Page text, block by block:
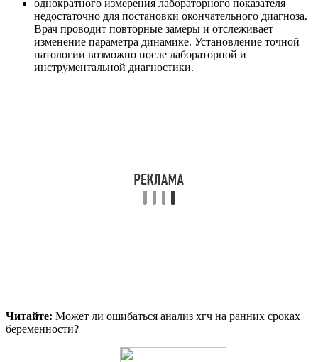
однократного измерения лабораторного показателя
недостаточно для постановки окончательного диагноза.
Врач проводит повторные замеры и отслеживает
изменение параметра динамике. Установление точной
патологии возможно после лабораторной и
инструментальной диагностики.
Читайте: Может ли ошибаться анализ хгч на ранних сроках
беременности?